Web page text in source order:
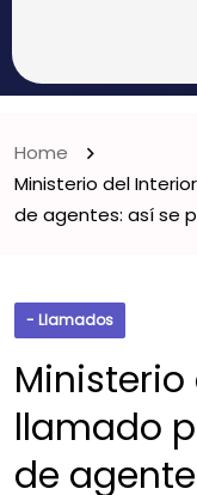
Home
Ministerio del
de agentes: así se
- Llamados
llamado
de